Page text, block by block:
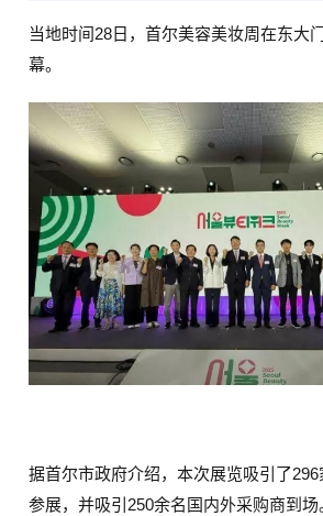
当地时间28日，首尔美容美妆周在东大
幕。
据首尔市政府介绍，本次展览吸引了
参展，并吸引250余名国内外采购商到